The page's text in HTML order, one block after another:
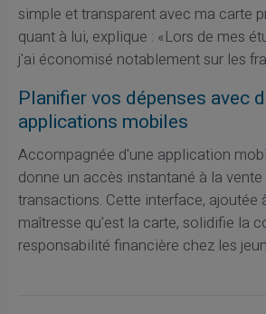
simple et transparent avec ma carte
quant à lui, explique : «Lors de mes
j'ai économisé notablement sur les
Planifier vos dépenses avec
applications mobiles
Accompagnée d'une application
donne un accès instantané à la vente
transactions. Cette interface, ajoutée
maîtresse qu'est la carte, solidifie la
responsabilité financière chez les